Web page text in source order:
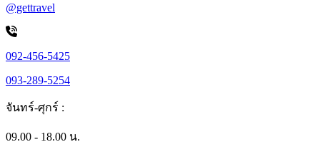
@gettravel
092-456-5425
093-289-5254
จันทร์-ศุกร์ :
09.00 - 18.00 น.